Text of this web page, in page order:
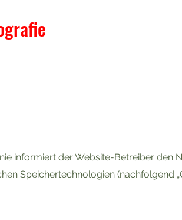
informiert der Website-Betreiber den
Speichertechnologien (nachfolgend